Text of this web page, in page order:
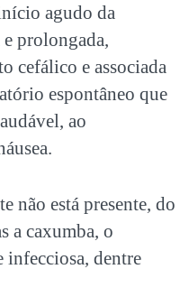
agudo da
prolongada,
cefálico e associada
espontâneo que
ao
não está presente, do
a caxumba, o
infecciosa, dentre